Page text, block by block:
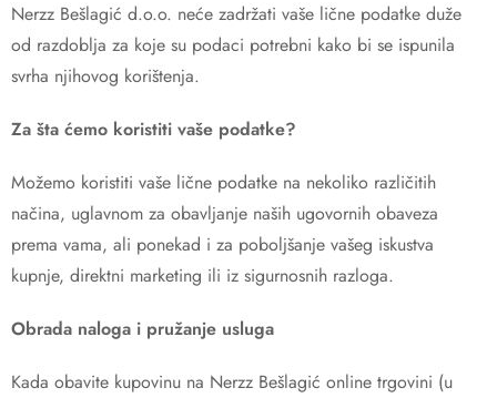
Nerzz Bešlagić d.o.o. neće zadržati vaše lične podatke duže
od razdoblja za koje su podaci potrebni kako bi se ispunila
svrha njihovog korištenja.
Za šta ćemo koristiti vaše podatke?
Možemo koristiti vaše lične podatke na nekoliko različitih
načina, uglavnom za obavljanje naših ugovornih obaveza
prema vama, ali ponekad i za poboljšanje vašeg iskustva
kupnje, direktni marketing ili iz sigurnosnih razloga.
Obrada naloga i pružanje usluga
Kada obavite kupovinu na Nerzz Bešlagić online trgovini (u